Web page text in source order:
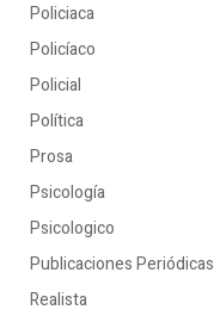
Policiaca
Policíaco
Policial
Política
Prosa
Psicología
Psicologico
Publicaciones Periódicas
Realista